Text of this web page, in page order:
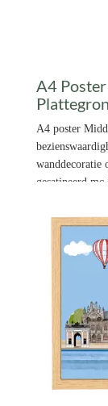
A4
A4 poster
wanddecoratie
gesatineerd
